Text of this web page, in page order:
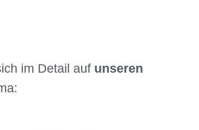
im Detail auf unseren